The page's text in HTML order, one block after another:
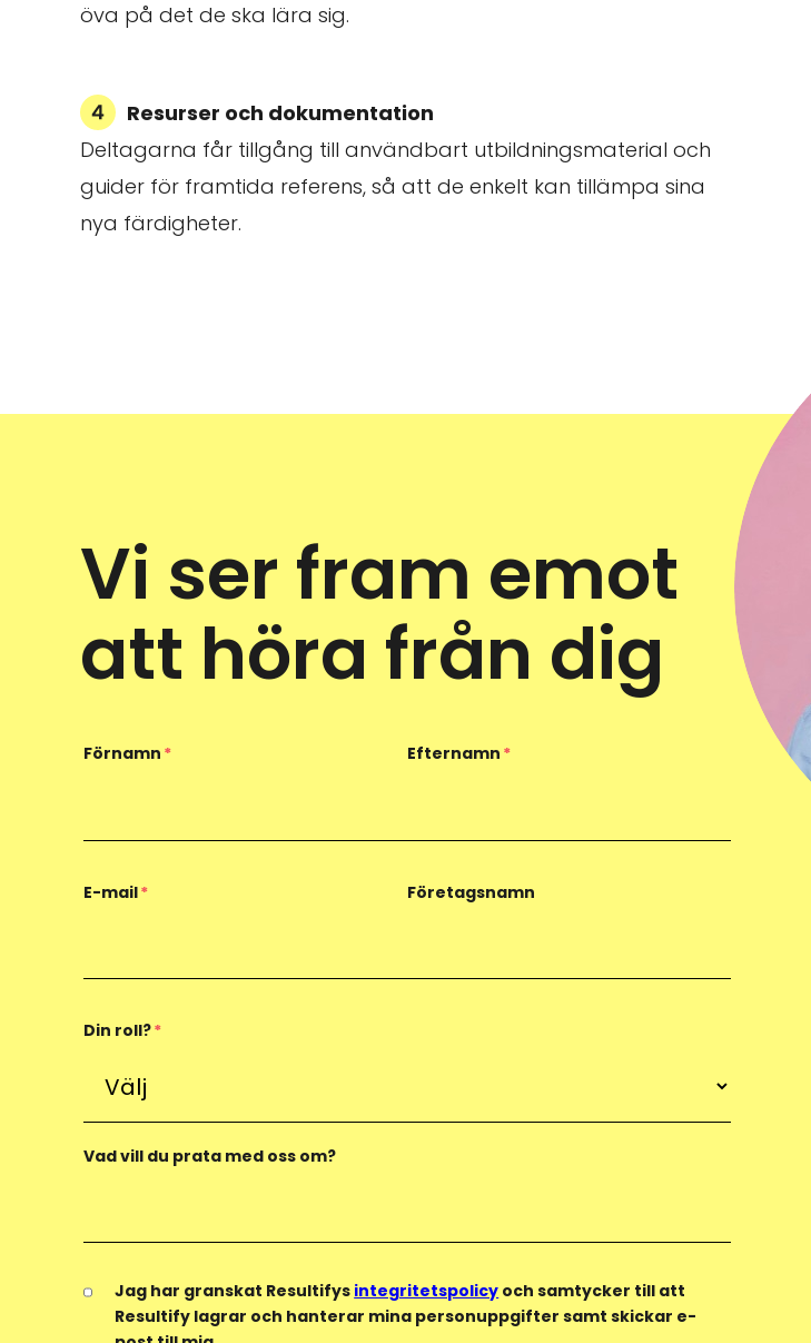
öva på det de ska lära sig.
Resurser och dokumentation
Deltagarna får tillgång till användbart utbildningsmaterial och
guider för framtida referens, så att de enkelt kan tillämpa sina
nya färdigheter.
Vi ser fram emot
att höra från dig
Förnamn * Efternamn *
E-mail* Företagsnamn
Din roll?*
Vad vill du prata med oss om?
Jag har granskat Resultifys integritetspolicy och samtycker till att
Resultify lagrar och hanterar mina personuppgifter samt skickar e-